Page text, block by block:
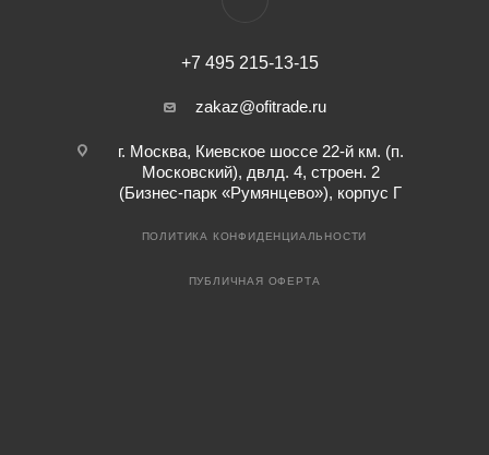
+7 495 215-13-15
zakaz@ofitrade.ru
г. Москва, Киевское шоссе 22-й км. (п.
Московский), двлд. 4, строен. 2
(Бизнес-парк «Румянцево»), корпус Г
ПОЛИТИКА КОНФИДЕНЦИАЛЬНОСТИ
ПУБЛИЧНАЯ ОФЕРТА